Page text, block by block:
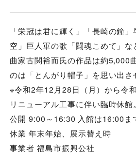
「栄冠は君に輝く」「長崎の鐘
空」巨人軍の歌「闘魂こめて」
曲家古関裕而氏の作品は約5,000
のは「とんがり帽子」を思い出さ
※令和2年12月28日（月）から令
リニューアル工事に伴い臨時休館。
公開 9:00～16:30 入館は16:00ま
休業 年末年始、展示替え時
事業者 福島市振興公社